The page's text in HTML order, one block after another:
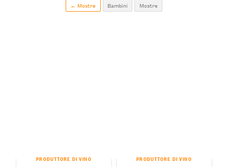
← Mostre Bambini Mostre
PRODUTTORE DI VINO PRODUTTORE DI VINO